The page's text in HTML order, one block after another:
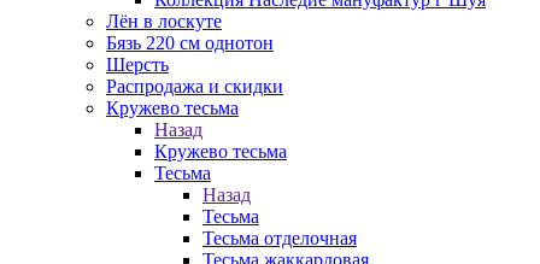
Лён в лоскуте
Бязь 220 см однотон
Шерсть
Распродажа и скидки
Кружево тесьма
Назад
Кружево тесьма
Тесьма
Назад
Тесьма
Тесьма отделочная
Тесьма жаккардовая